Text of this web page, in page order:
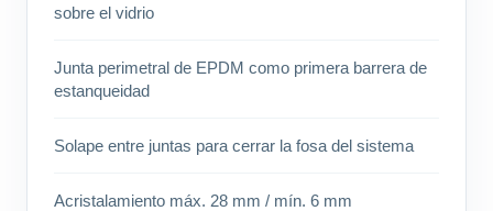
sobre el vidrio
Junta perimetral de EPDM como primera barrera de
estanqueidad
Solape entre juntas para cerrar la fosa del sistema
Acristalamiento máx. 28 mm / mín. 6 mm